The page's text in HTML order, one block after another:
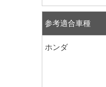
参考適合車種
ホンダ